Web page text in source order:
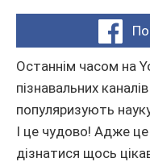
Останнім часом на
пізнавальних
популяризують науку,
І це чудово! Адже
дізнатися щось